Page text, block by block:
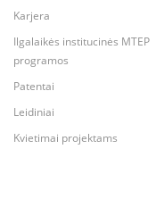
Karjera
Ilgalaikės institucinės MTEP
programos
Patentai
Leidiniai
Kvietimai projektams